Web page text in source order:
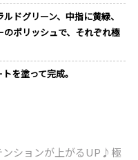
ドグリーン、中指に黄緑、
ポリッシュで、それぞれ極
を塗って完成。
ンションが上がるUP♪極